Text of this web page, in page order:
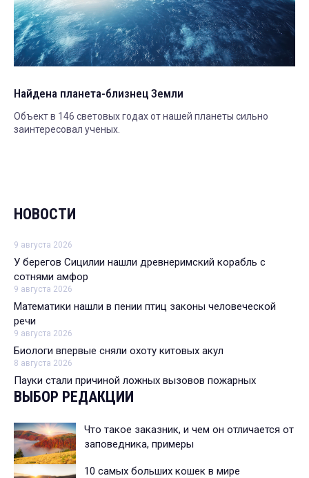
Найдена планета-близнец Земли
Объект в 146 световых годах от нашей планеты сильно
заинтересовал ученых.
НОВОСТИ
9 августа 2026
У берегов Сицилии нашли древнеримский корабль с
сотнями амфор
9 августа 2026
Математики нашли в пении птиц законы человеческой
речи
9 августа 2026
Биологи впервые сняли охоту китовых акул
8 августа 2026
Пауки стали причиной ложных вызовов пожарных
ВЫБОР РЕДАКЦИИ
Что такое заказник, и чем он отличается от
заповедника, примеры
10 самых больших кошек в мире